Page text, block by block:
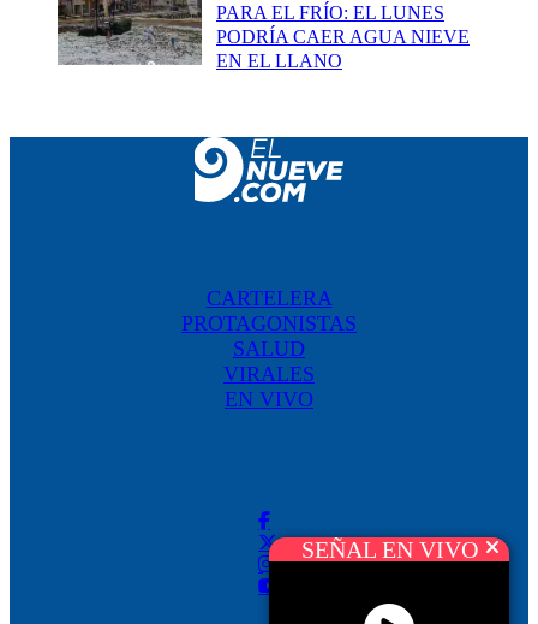
SEÑAL EN VIVO
PARA EL FRÍO: EL LUNES
PODRÍA CAER AGUA NIEVE
EN EL LLANO
CARTELERA
PROTAGONISTAS
SALUD
VIRALES
EN VIVO